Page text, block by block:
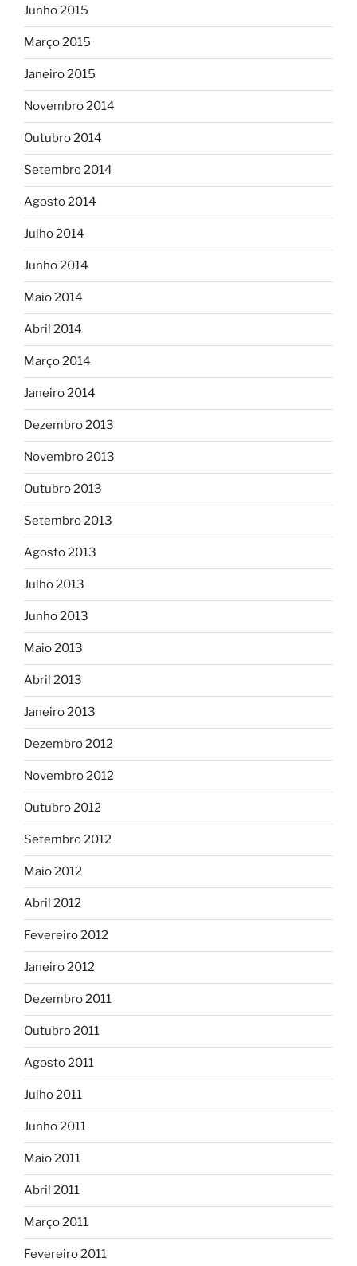
Junho 2015
Março 2015
Janeiro 2015
Novembro 2014
Outubro 2014
Setembro 2014
Agosto 2014
Julho 2014
Junho 2014
Maio 2014
Abril 2014
Março 2014
Janeiro 2014
Dezembro 2013
Novembro 2013
Outubro 2013
Setembro 2013
Agosto 2013
Julho 2013
Junho 2013
Maio 2013
Abril 2013
Janeiro 2013
Dezembro 2012
Novembro 2012
Outubro 2012
Setembro 2012
Maio 2012
Abril 2012
Fevereiro 2012
Janeiro 2012
Dezembro 2011
Outubro 2011
Agosto 2011
Julho 2011
Junho 2011
Maio 2011
Abril 2011
Março 2011
Fevereiro 2011